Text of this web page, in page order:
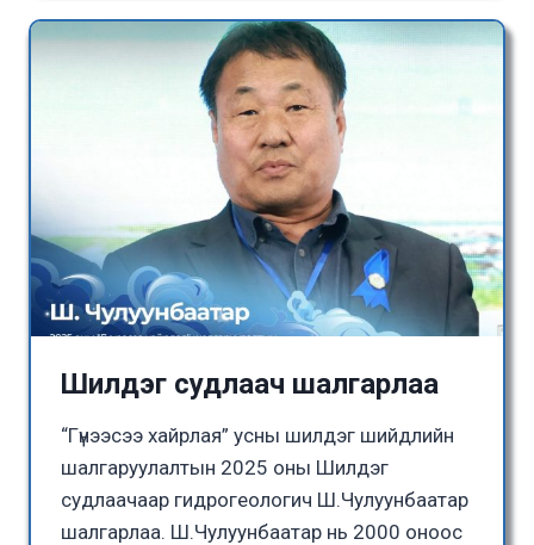
Шилдэг судлаач шалгарлаа
“Гүнээсээ хайрлая” усны шилдэг шийдлийн
шалгаруулалтын 2025 оны Шилдэг
судлаачаар гидрогеологич Ш.Чулуунбаатар
шалгарлаа. Ш.Чулуунбаатар нь 2000 оноос